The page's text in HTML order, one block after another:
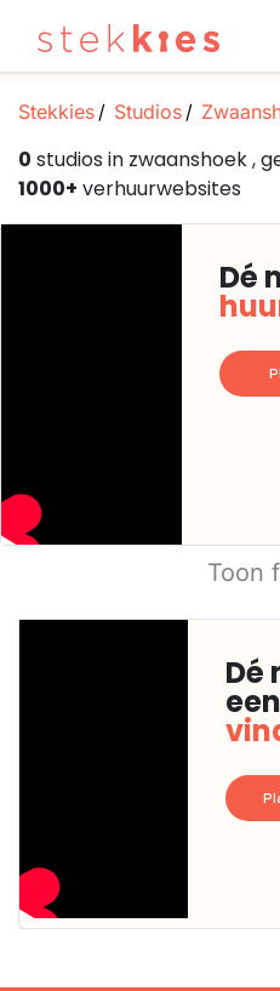
Stekkies Studios
0 studios in zwaanshoek ,
1000+ verhuurwebsites
Dé
Toon
Dé
een